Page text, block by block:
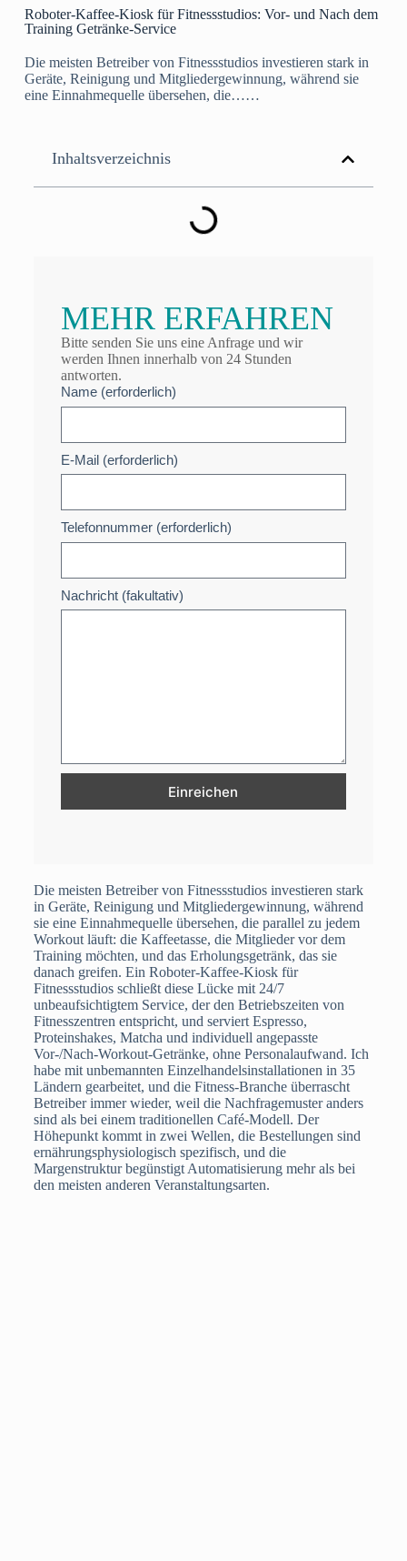
Roboter-Kaffee-Kiosk für Fitnessstudios: Vor- und Nach dem
Training Getränke-Service
Die meisten Betreiber von Fitnessstudios investieren stark in
Geräte, Reinigung und Mitgliedergewinnung, während sie
eine Einnahmequelle übersehen, die……
Inhaltsverzeichnis
MEHR ERFAHREN
Bitte senden Sie uns eine Anfrage und wir
werden Ihnen innerhalb von 24 Stunden
antworten.
Name (erforderlich)
E-Mail (erforderlich)
Telefonnummer (erforderlich)
Nachricht (fakultativ)
Einreichen
Die meisten Betreiber von Fitnessstudios investieren stark
in Geräte, Reinigung und Mitgliedergewinnung, während
sie eine Einnahmequelle übersehen, die parallel zu jedem
Workout läuft: die Kaffeetasse, die Mitglieder vor dem
Training möchten, und das Erholungsgetränk, das sie
danach greifen. Ein Roboter-Kaffee-Kiosk für
Fitnessstudios schließt diese Lücke mit 24/7
unbeaufsichtigtem Service, der den Betriebszeiten von
Fitnesszentren entspricht, und serviert Espresso,
Proteinshakes, Matcha und individuell angepasste
Vor-/Nach-Workout-Getränke, ohne Personalaufwand. Ich
habe mit unbemannten Einzelhandelsinstallationen in 35
Ländern gearbeitet, und die Fitness-Branche überrascht
Betreiber immer wieder, weil die Nachfragemuster anders
sind als bei einem traditionellen Café-Modell. Der
Höhepunkt kommt in zwei Wellen, die Bestellungen sind
ernährungsphysiologisch spezifisch, und die
Margenstruktur begünstigt Automatisierung mehr als bei
den meisten anderen Veranstaltungsarten.